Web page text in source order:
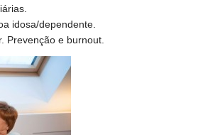
idosa/dependente.
Prevenção e burnout.